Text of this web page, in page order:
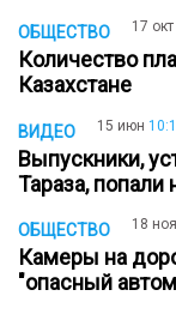
ОБЩЕСТВО 17 окт
Количество
Казахстане
ВИДЕО 15 июн
Выпускники,
Тараза, попали
ОБЩЕСТВО 18 ноя
Камеры на
"опасный